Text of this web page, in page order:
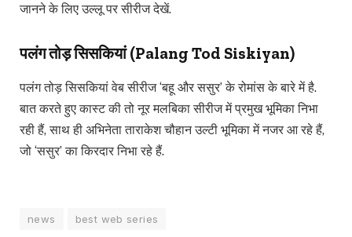
जानने के लिए उल्लू पर सीरीज देखें.
पलंग तोड़ सिसकियां (Palang Tod Siskiyan)
पलंग तोड़ सिसकियां वेब सीरीज ‘बहू और ससुर’ के रोमांस के बारे में है.
बात करते हुए कास्ट की तो नूर मलबिका सीरीज में प्रमुख भूमिका निभा
रही हैं, साथ ही अभिनेता ताराकेश चौहान उल्टी भूमिका में नजर आ रहे हैं,
जो ‘ससुर’ का किरदार निभा रहे हैं.
news best web series